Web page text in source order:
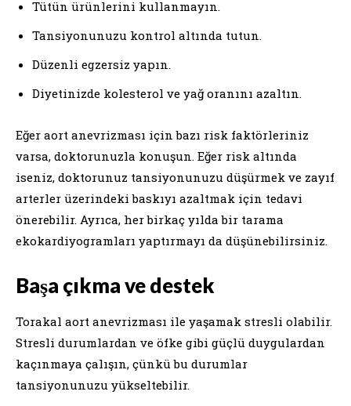
Tütün ürünlerini kullanmayın.
Tansiyonunuzu kontrol altında tutun.
Düzenli egzersiz yapın.
Diyetinizde kolesterol ve yağ oranını azaltın.
Eğer aort anevrizması için bazı risk faktörleriniz
varsa, doktorunuzla konuşun. Eğer risk altında
iseniz, doktorunuz tansiyonunuzu düşürmek ve zayıf
arterler üzerindeki baskıyı azaltmak için tedavi
önerebilir. Ayrıca, her birkaç yılda bir tarama
ekokardiyogramları yaptırmayı da düşünebilirsiniz.
Başa çıkma ve destek
Torakal aort anevrizması ile yaşamak stresli olabilir.
Stresli durumlardan ve öfke gibi güçlü duygulardan
kaçınmaya çalışın, çünkü bu durumlar
tansiyonunuzu yükseltebilir.